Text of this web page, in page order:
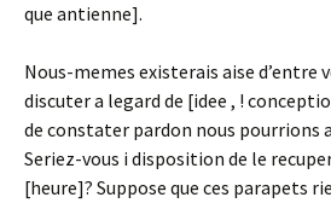
que antienne].
Nous-memes existerais aise d’entre
discuter a legard de [idee , !
de constater pardon nous pourrions
Seriez-vous i disposition de le
[heure]? Suppose que ces parapets